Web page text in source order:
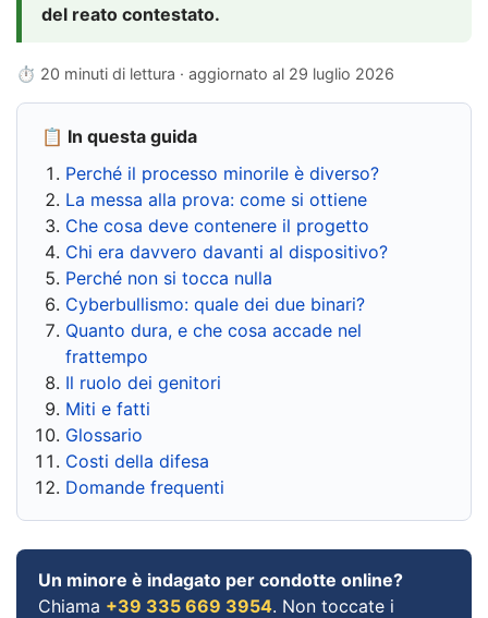
del reato contestato.
⏱ 20 minuti di lettura · aggiornato al 29 luglio 2026
📋 In questa guida
Perché il processo minorile è diverso?
La messa alla prova: come si ottiene
Che cosa deve contenere il progetto
Chi era davvero davanti al dispositivo?
Perché non si tocca nulla
Cyberbullismo: quale dei due binari?
Quanto dura, e che cosa accade nel
frattempo
Il ruolo dei genitori
Miti e fatti
Glossario
Costi della difesa
Domande frequenti
Un minore è indagato per condotte online?
Chiama +39 335 669 3954. Non toccate i